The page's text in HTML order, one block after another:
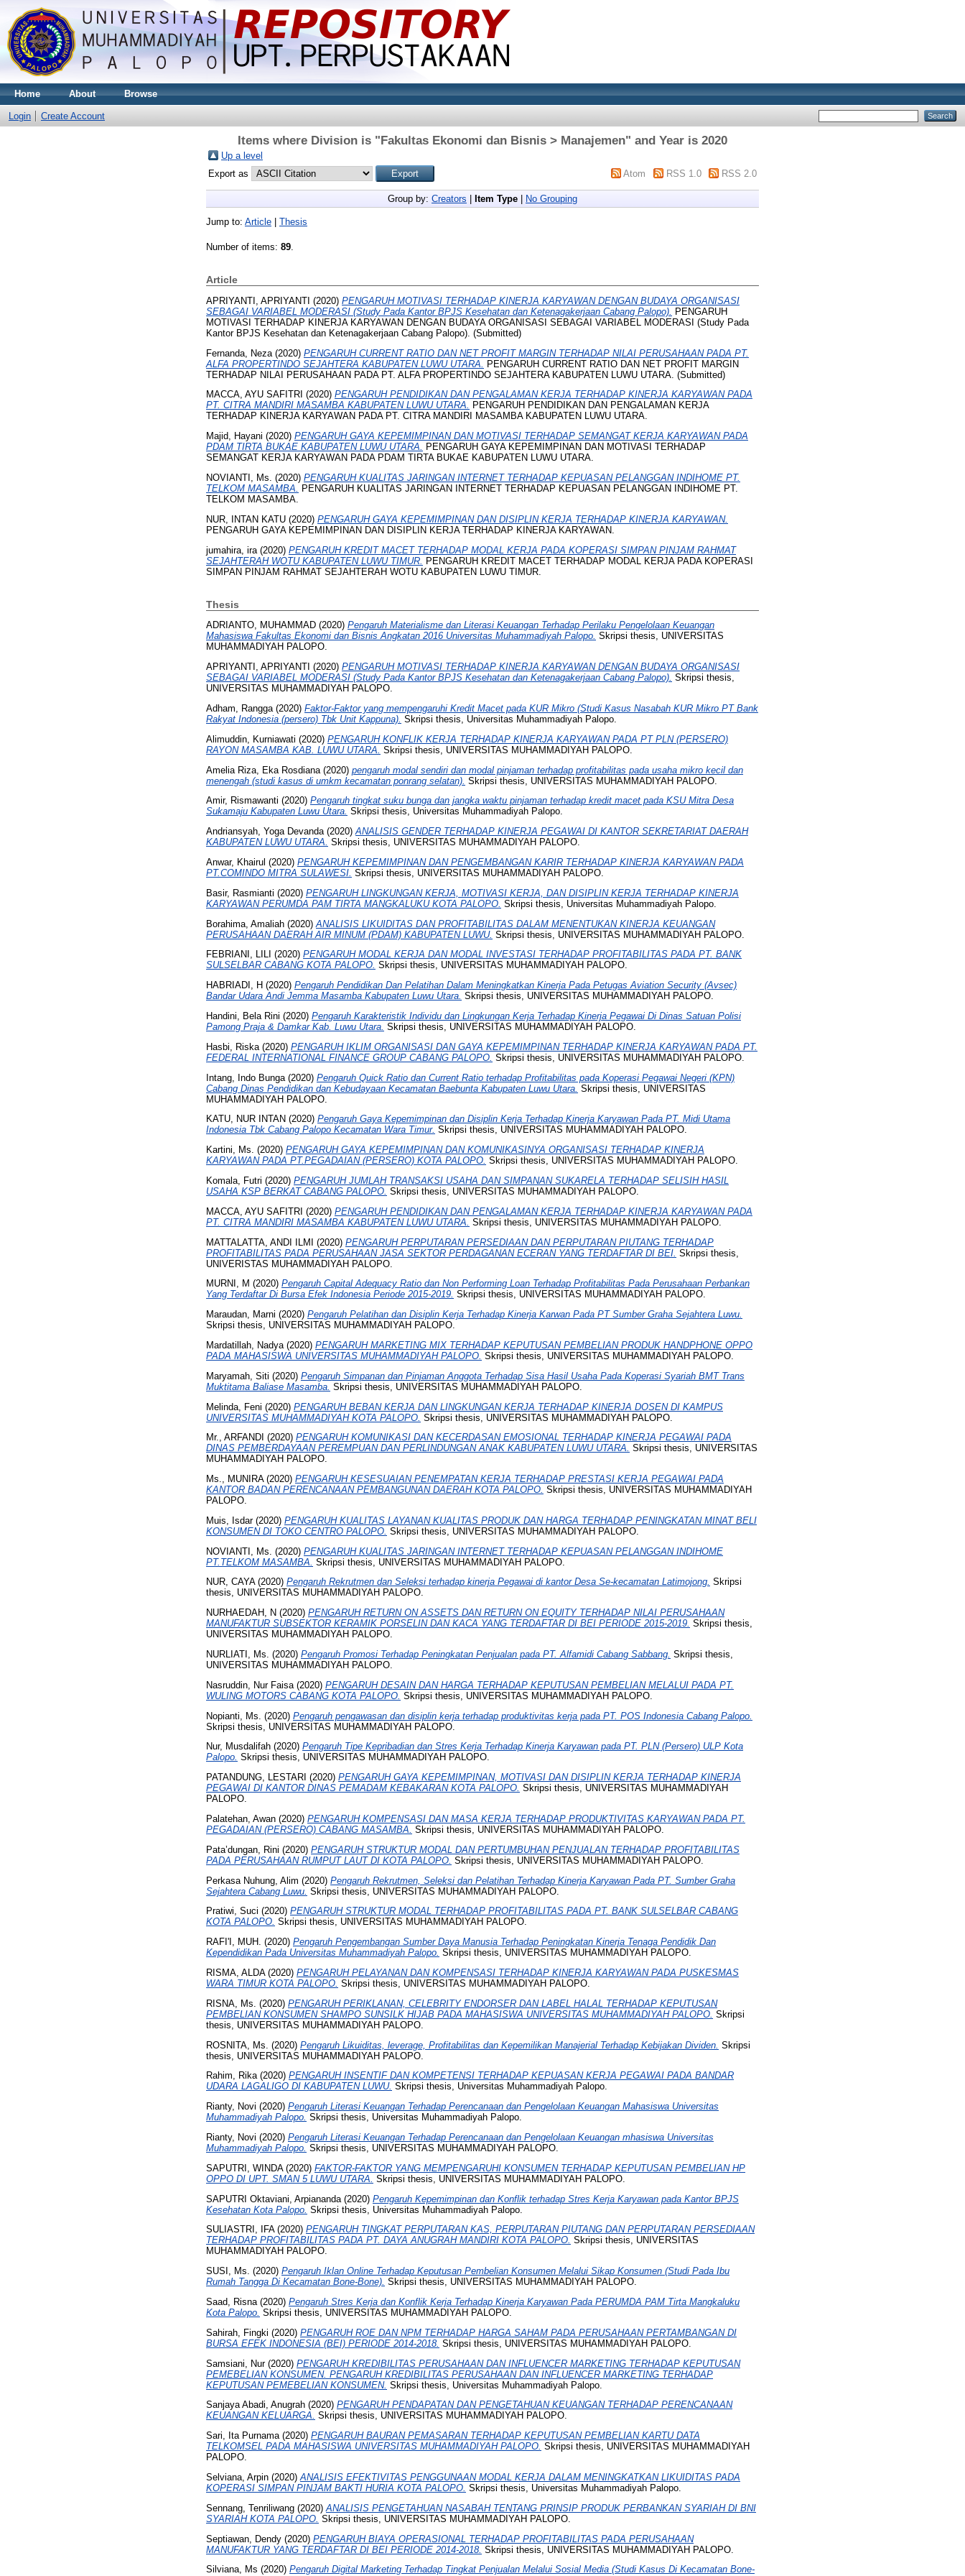
Home About Browse
Login Create Account
Items where Division is "Fakultas Ekonomi dan Bisnis > Manajemen" and Year is 2020
Up a level
Export as
Atom RSS 1.0 RSS 2.0
Group by: Creators Item Type No Grouping
Jump to: Article Thesis
Number of items: 89.
Article
APRIYANTI, APRIYANTI (2020) PENGARUH MOTIVASI TERHADAP KINERJA KARYAWAN DENGAN BUDAYA ORGANISASI
SEBAGAI VARIABEL MODERASI (Study Pada Kantor BPJS Kesehatan dan Ketenagakerjaan Cabang Palopo).
PENGARUH
MOTIVASI TERHADAP KINERJA KARYAWAN DENGAN BUDAYA ORGANISASI SEBAGAI VARIABEL MODERASI (Study Pada
Kantor BPJS Kesehatan dan Ketenagakerjaan Cabang Palopo). (Submitted)
Fernanda, Neza (2020) PENGARUH CURRENT RATIO DAN NET PROFIT MARGIN TERHADAP NILAI PERUSAHAAN PADA PT.
ALFA PROPERTINDO SEJAHTERA KABUPATEN LUWU UTARA.
PENGARUH CURRENT RATIO DAN NET PROFIT MARGIN
TERHADAP NILAI PERUSAHAAN PADA PT. ALFA PROPERTINDO SEJAHTERA KABUPATEN LUWU UTARA. (Submitted)
MACCA, AYU SAFITRI (2020) PENGARUH PENDIDIKAN DAN PENGALAMAN KERJA TERHADAP KINERJA KARYAWAN PADA
PT. CITRA MANDIRI MASAMBA KABUPATEN LUWU UTARA. PENGARUH PENDIDIKAN DAN PENGALAMAN KERJA
TERHADAP KINERJA KARYAWAN PADA PT. CITRA MANDIRI MASAMBA KABUPATEN LUWU UTARA.
Majid, Hayani (2020) PENGARUH GAYA KEPEMIMPINAN DAN MOTIVASI TERHADAP SEMANGAT KERJA KARYAWAN PADA
PDAM TIRTA BUKAE KABUPATEN LUWU UTARA. PENGARUH GAYA KEPEMIMPINAN DAN MOTIVASI TERHADAP
SEMANGAT KERJA KARYAWAN PADA PDAM TIRTA BUKAE KABUPATEN LUWU UTARA.
NOVIANTI, Ms. (2020) PENGARUH KUALITAS JARINGAN INTERNET TERHADAP KEPUASAN PELANGGAN INDIHOME PT.
TELKOM MASAMBA.
PENGARUH KUALITAS JARINGAN INTERNET TERHADAP KEPUASAN PELANGGAN INDIHOME PT.
TELKOM MASAMBA.
NUR, INTAN KATU (2020) PENGARUH GAYA KEPEMIMPINAN DAN DISIPLIN KERJA TERHADAP KINERJA KARYAWAN.
PENGARUH GAYA KEPEMIMPINAN DAN DISIPLIN KERJA TERHADAP KINERJA KARYAWAN.
jumahira, ira (2020) PENGARUH KREDIT MACET TERHADAP MODAL KERJA PADA KOPERASI SIMPAN PINJAM RAHMAT
SEJAHTERAH WOTU KABUPATEN LUWU TIMUR. PENGARUH KREDIT MACET TERHADAP MODAL KERJA PADA KOPERASI
SIMPAN PINJAM RAHMAT SEJAHTERAH WOTU KABUPATEN LUWU TIMUR.
Thesis
ADRIANTO, MUHAMMAD (2020) Pengaruh Materialisme dan Literasi Keuangan Terhadap Perilaku Pengelolaan Keuangan
Mahasiswa Fakultas Ekonomi dan Bisnis Angkatan 2016 Universitas Muhammadiyah Palopo. Skripsi thesis, UNIVERSITAS
MUHAMMADIYAH PALOPO.
APRIYANTI, APRIYANTI (2020) PENGARUH MOTIVASI TERHADAP KINERJA KARYAWAN DENGAN BUDAYA ORGANISASI
SEBAGAI VARIABEL MODERASI (Study Pada Kantor BPJS Kesehatan dan Ketenagakerjaan Cabang Palopo). Skripsi thesis,
UNIVERSITAS MUHAMMADIYAH PALOPO.
Adham, Rangga (2020) Faktor-Faktor yang mempengaruhi Kredit Macet pada KUR Mikro (Studi Kasus Nasabah KUR Mikro PT Bank
Rakyat Indonesia (persero) Tbk Unit Kappuna). Skripsi thesis, Universitas Muhammadiyah Palopo.
Alimuddin, Kurniawati (2020) PENGARUH KONFLIK KERJA TERHADAP KINERJA KARYAWAN PADA PT PLN (PERSERO)
RAYON MASAMBA KAB. LUWU UTARA. Skripsi thesis, UNIVERSITAS MUHAMMADIYAH PALOPO.
Amelia Riza, Eka Rosdiana (2020) pengaruh modal sendiri dan modal pinjaman terhadap profitabilitas pada usaha mikro kecil dan
menengah (studi kasus di umkm kecamatan ponrang selatan). Skripsi thesis, UNIVERSITAS MUHAMMADIYAH PALOPO.
Amir, Rismawanti (2020) Pengaruh tingkat suku bunga dan jangka waktu pinjaman terhadap kredit macet pada KSU Mitra Desa
Sukamaju Kabupaten Luwu Utara. Skripsi thesis, Universitas Muhammadiyah Palopo.
Andriansyah, Yoga Devanda(2020)ANALISIS GENDER TERHADAP KINERJA PEGAWAI DI KANTOR SEKRETARIAT DAERAH
KABUPATEN LUWU UTARA. Skripsi thesis, UNIVERSITAS MUHAMMADIYAH PALOPO.
Anwar, Khairul (2020) PENGARUH KEPEMIMPINAN DAN PENGEMBANGAN KARIR TERHADAP KINERJA KARYAWAN PADA
PT.COMINDO MITRA SULAWESI. Skripsi thesis, UNIVERSITAS MUHAMMADIYAH PALOPO.
Basir, Rasmianti (2020) PENGARUH LINGKUNGAN KERJA, MOTIVASI KERJA, DAN DISIPLIN KERJA TERHADAP KINERJA
KARYAWAN PERUMDA PAM TIRTA MANGKALUKU KOTA PALOPO. Skripsi thesis, Universitas Muhammadiyah Palopo.
Borahima, Amaliah (2020) ANALISIS LIKUIDITAS DAN PROFITABILITAS DALAM MENENTUKAN KINERJA KEUANGAN
PERUSAHAAN DAERAH AIR MINUM (PDAM) KABUPATEN LUWU. Skripsi thesis, UNIVERSITAS MUHAMMADIYAH PALOPO.
FEBRIANI, LILI (2020) PENGARUH MODAL KERJA DAN MODAL INVESTASI TERHADAP PROFITABILITAS PADA PT. BANK
SULSELBAR CABANG KOTA PALOPO. Skripsi thesis, UNIVERSITAS MUHAMMADIYAH PALOPO.
HABRIADI, H (2020) Pengaruh Pendidikan Dan Pelatihan Dalam Meningkatkan Kinerja Pada Petugas Aviation Security (Avsec)
Bandar Udara Andi Jemma Masamba Kabupaten Luwu Utara. Skripsi thesis, UNIVERSITAS MUHAMMADIYAH PALOPO.
Handini, Bela Rini (2020) Pengaruh Karakteristik Individu dan Lingkungan Kerja Terhadap Kinerja Pegawai Di Dinas Satuan Polisi
Pamong Praja & Damkar Kab. Luwu Utara. Skripsi thesis, UNIVERSITAS MUHAMMADIYAH PALOPO.
Hasbi, Riska (2020) PENGARUH IKLIM ORGANISASI DAN GAYA KEPEMIMPINAN TERHADAP KINERJA KARYAWAN PADA PT.
FEDERAL INTERNATIONAL FINANCE GROUP CABANG PALOPO. Skripsi thesis, UNIVERSITAS MUHAMMADIYAH PALOPO.
Intang, Indo Bunga (2020) Pengaruh Quick Ratio dan Current Ratio terhadap Profitabilitas pada Koperasi Pegawai Negeri (KPN)
Cabang Dinas Pendidikan dan Kebudayaan Kecamatan Baebunta Kabupaten Luwu Utara. Skripsi thesis, UNIVERSITAS
MUHAMMADIYAH PALOPO.
KATU, NUR INTAN (2020) Pengaruh Gaya Kepemimpinan dan Disiplin Kerja Terhadap Kinerja Karyawan Pada PT. Midi Utama
Indonesia Tbk Cabang Palopo Kecamatan Wara Timur. Skripsi thesis, UNIVERSITAS MUHAMMADIYAH PALOPO.
Kartini, Ms. (2020) PENGARUH GAYA KEPEMIMPINAN DAN KOMUNIKASINYA ORGANISASI TERHADAP KINERJA
KARYAWAN PADA PT.PEGADAIAN (PERSERO) KOTA PALOPO. Skripsi thesis, UNIVERSITAS MUHAMMADIYAH PALOPO.
Komala, Futri (2020) PENGARUH JUMLAH TRANSAKSI USAHA DAN SIMPANAN SUKARELA TERHADAP SELISIH HASIL
USAHA KSP BERKAT CABANG PALOPO. Skripsi thesis, UNIVERSITAS MUHAMMADIYAH PALOPO.
MACCA, AYU SAFITRI (2020) PENGARUH PENDIDIKAN DAN PENGALAMAN KERJA TERHADAP KINERJA KARYAWAN PADA
PT. CITRA MANDIRI MASAMBA KABUPATEN LUWU UTARA. Skripsi thesis, UNIVERSITAS MUHAMMADIYAH PALOPO.
MATTALATTA, ANDI ILMI (2020) PENGARUH PERPUTARAN PERSEDIAAN DAN PERPUTARAN PIUTANG TERHADAP
PROFITABILITAS PADA PERUSAHAAN JASA SEKTOR PERDAGANAN ECERAN YANG TERDAFTAR DI BEI. Skripsi thesis,
UNIVERISTAS MUHAMMADIYAH PALOPO.
MURNI, M (2020) Pengaruh Capital Adequacy Ratio dan Non Performing Loan Terhadap Profitabilitas Pada Perusahaan Perbankan
Yang Terdaftar Di Bursa Efek Indonesia Periode 2015-2019. Skripsi thesis, UNIVERSITAS MUHAMMADIYAH PALOPO.
Maraudan, Marni (2020) Pengaruh Pelatihan dan Disiplin Kerja Terhadap Kinerja Karwan Pada PT Sumber Graha Sejahtera Luwu.
Skripsi thesis, UNIVERSITAS MUHAMMADIYAH PALOPO.
Mardatillah, Nadya (2020) PENGARUH MARKETING MIX TERHADAP KEPUTUSAN PEMBELIAN PRODUK HANDPHONE OPPO
PADA MAHASISWA UNIVERSITAS MUHAMMADIYAH PALOPO. Skripsi thesis, UNIVERSITAS MUHAMMADIYAH PALOPO.
Maryamah, Siti (2020) Pengaruh Simpanan dan Pinjaman Anggota Terhadap Sisa Hasil Usaha Pada Koperasi Syariah BMT Trans
Muktitama Baliase Masamba. Skripsi thesis, UNIVERSITAS MUHAMMADIYAH PALOPO.
Melinda, Feni (2020) PENGARUH BEBAN KERJA DAN LINGKUNGAN KERJA TERHADAP KINERJA DOSEN DI KAMPUS
UNIVERSITAS MUHAMMADIYAH KOTA PALOPO. Skripsi thesis, UNIVERSITAS MUHAMMADIYAH PALOPO.
Mr., ARFANDI (2020) PENGARUH KOMUNIKASI DAN KECERDASAN EMOSIONAL TERHADAP KINERJA PEGAWAI PADA
DINAS PEMBERDAYAAN PEREMPUAN DAN PERLINDUNGAN ANAK KABUPATEN LUWU UTARA. Skripsi thesis, UNIVERSITAS
MUHAMMADIYAH PALOPO.
Ms., MUNIRA(2020) PENGARUH KESESUAIAN PENEMPATAN KERJA TERHADAP PRESTASI KERJA PEGAWAI PADA
KANTOR BADAN PERENCANAAN PEMBANGUNAN DAERAH KOTA PALOPO. Skripsi thesis, UNIVERSITAS MUHAMMADIYAH
PALOPO.
Muis, Isdar(2020) PENGARUH KUALITAS LAYANAN KUALITAS PRODUK DAN HARGA TERHADAP PENINGKATAN MINAT BELI
KONSUMEN DI TOKO CENTRO PALOPO. Skripsi thesis, UNIVERSITAS MUHAMMADIYAH PALOPO.
NOVIANTI, Ms. (2020) PENGARUH KUALITAS JARINGAN INTERNET TERHADAP KEPUASAN PELANGGAN INDIHOME
PT.TELKOM MASAMBA. Skripsi thesis, UNIVERSITAS MUHAMMADIYAH PALOPO.
NUR, CAYA(2020) Pengaruh Rekrutmen dan Seleksi terhadap kinerja Pegawai di kantor Desa Se-kecamatan Latimojong. Skripsi
thesis, UNIVERSITAS MUHAMMADIYAH PALOPO.
NURHAEDAH, N (2020) PENGARUH RETURN ON ASSETS DAN RETURN ON EQUITY TERHADAP NILAI PERUSAHAAN
MANUFAKTUR SUBSEKTOR KERAMIK PORSELIN DAN KACA YANG TERDAFTAR DI BEI PERIODE 2015-2019. Skripsi thesis,
UNIVERSITAS MUHAMMADIYAH PALOPO.
NURLIATI, Ms. (2020) Pengaruh Promosi Terhadap Peningkatan Penjualan pada PT. Alfamidi Cabang Sabbang. Skripsi thesis,
UNIVERSITAS MUHAMMADIYAH PALOPO.
Nasruddin, Nur Faisa (2020) PENGARUH DESAIN DAN HARGA TERHADAP KEPUTUSAN PEMBELIAN MELALUI PADA PT.
WULING MOTORS CABANG KOTA PALOPO. Skripsi thesis, UNIVERSITAS MUHAMMADIYAH PALOPO.
Nopianti, Ms. (2020) Pengaruh pengawasan dan disiplin kerja terhadap produktivitas kerja pada PT. POS Indonesia Cabang Palopo.
Skripsi thesis, UNIVERSITAS MUHAMMADIYAH PALOPO.
Nur, Musdalifah (2020) Pengaruh Tipe Kepribadian dan Stres Kerja Terhadap Kinerja Karyawan pada PT. PLN (Persero) ULP Kota
Palopo. Skripsi thesis, UNIVERSITAS MUHAMMADIYAH PALOPO.
PATANDUNG, LESTARI (2020) PENGARUH GAYA KEPEMIMPINAN, MOTIVASI DAN DISIPLIN KERJA TERHADAP KINERJA
PEGAWAI DI KANTOR DINAS PEMADAM KEBAKARAN KOTA PALOPO. Skripsi thesis, UNIVERSITAS MUHAMMADIYAH
PALOPO.
Palatehan, Awan (2020) PENGARUH KOMPENSASI DAN MASA KERJA TERHADAP PRODUKTIVITAS KARYAWAN PADA PT.
PEGADAIAN (PERSERO) CABANG MASAMBA. Skripsi thesis, UNIVERSITAS MUHAMMADIYAH PALOPO.
Pata’dungan, Rini (2020) PENGARUH STRUKTUR MODAL DAN PERTUMBUHAN PENJUALAN TERHADAP PROFITABILITAS
PADA PERUSAHAAN RUMPUT LAUT DI KOTA PALOPO. Skripsi thesis, UNIVERSITAS MUHAMMADIYAH PALOPO.
Perkasa Nuhung, Alim (2020) Pengaruh Rekrutmen, Seleksi dan Pelatihan Terhadap Kinerja Karyawan Pada PT. Sumber Graha
Sejahtera Cabang Luwu. Skripsi thesis, UNIVERSITAS MUHAMMADIYAH PALOPO.
Pratiwi, Suci (2020) PENGARUH STRUKTUR MODAL TERHADAP PROFITABILITAS PADA PT. BANK SULSELBAR CABANG
KOTA PALOPO. Skripsi thesis, UNIVERSITAS MUHAMMADIYAH PALOPO.
RAFI'I, MUH. (2020) Pengaruh Pengembangan Sumber Daya Manusia Terhadap Peningkatan Kinerja Tenaga Pendidik Dan
Kependidikan Pada Universitas Muhammadiyah Palopo. Skripsi thesis, UNIVERSITAS MUHAMMADIYAH PALOPO.
RISMA, ALDA(2020) PENGARUH PELAYANAN DAN KOMPENSASI TERHADAP KINERJA KARYAWAN PADA PUSKESMAS
WARA TIMUR KOTA PALOPO. Skripsi thesis, UNIVERSITAS MUHAMMADIYAH PALOPO.
RISNA, Ms. (2020) PENGARUH PERIKLANAN, CELEBRITY ENDORSER DAN LABEL HALAL TERHADAP KEPUTUSAN
PEMBELIAN KONSUMEN SHAMPO SUNSILK HIJAB PADA MAHASISWA UNIVERSITAS MUHAMMADIYAH PALOPO. Skripsi
thesis, UNIVERSITAS MUHAMMADIYAH PALOPO.
ROSNITA, Ms. (2020) Pengaruh Likuiditas, leverage, Profitabilitas dan Kepemilikan Manajerial Terhadap Kebijakan Dividen. Skripsi
thesis, UNIVERSITAS MUHAMMADIYAH PALOPO.
Rahim, Rika(2020) PENGARUH INSENTIF DAN KOMPETENSI TERHADAP KEPUASAN KERJA PEGAWAI PADA BANDAR
UDARA LAGALIGO DI KABUPATEN LUWU. Skripsi thesis, Universitas Muhammadiyah Palopo.
Rianty, Novi (2020) Pengaruh Literasi Keuangan Terhadap Perencanaan dan Pengelolaan Keuangan Mahasiswa Universitas
Muhammadiyah Palopo. Skripsi thesis, Universitas Muhammadiyah Palopo.
Rianty, Novi (2020) Pengaruh Literasi Keuangan Terhadap Perencanaan dan Pengelolaan Keuangan mhasiswa Universitas
Muhammadiyah Palopo. Skripsi thesis, UNIVERSITAS MUHAMMADIYAH PALOPO.
SAPUTRI, WINDA(2020) FAKTOR-FAKTOR YANG MEMPENGARUHI KONSUMEN TERHADAP KEPUTUSAN PEMBELIAN HP
OPPO DI UPT. SMAN 5 LUWU UTARA. Skripsi thesis, UNIVERSITAS MUHAMMADIYAH PALOPO.
SAPUTRI Oktaviani, Arpiananda (2020) Pengaruh Kepemimpinan dan Konflik terhadap Stres Kerja Karyawan pada Kantor BPJS
Kesehatan Kota Palopo. Skripsi thesis, Universitas Muhammadiyah Palopo.
SULIASTRI, IFA(2020) PENGARUH TINGKAT PERPUTARAN KAS, PERPUTARAN PIUTANG DAN PERPUTARAN PERSEDIAAN
TERHADAP PROFITABILITAS PADA PT. DAYA ANUGRAH MANDIRI KOTA PALOPO. Skripsi thesis, UNIVERSITAS
MUHAMMADIYAH PALOPO.
SUSI, Ms. (2020) Pengaruh Iklan Online Terhadap Keputusan Pembelian Konsumen Melalui Sikap Konsumen (Studi Pada Ibu
Rumah Tangga Di Kecamatan Bone-Bone). Skripsi thesis, UNIVERSITAS MUHAMMADIYAH PALOPO.
Saad, Risna(2020) Pengaruh Stres Kerja dan Konflik Kerja Terhadap Kinerja Karyawan Pada PERUMDA PAM Tirta Mangkaluku
Kota Palopo. Skripsi thesis, UNIVERSITAS MUHAMMADIYAH PALOPO.
Sahirah, Fingki (2020) PENGARUH ROE DAN NPM TERHADAP HARGA SAHAM PADA PERUSAHAAN PERTAMBANGAN DI
BURSA EFEK INDONESIA (BEI) PERIODE 2014-2018. Skripsi thesis, UNIVERSITAS MUHAMMADIYAH PALOPO.
Samsiani, Nur(2020) PENGARUH KREDIBILITAS PERUSAHAAN DAN INFLUENCER MARKETING TERHADAP KEPUTUSAN
PEMEBELIAN KONSUMEN. PENGARUH KREDIBILITAS PERUSAHAAN DAN INFLUENCER MARKETING TERHADAP
KEPUTUSAN PEMEBELIAN KONSUMEN. Skripsi thesis, Universitas Muhammadiyah Palopo.
Sanjaya Abadi, Anugrah (2020) PENGARUH PENDAPATAN DAN PENGETAHUAN KEUANGAN TERHADAP PERENCANAAN
KEUANGAN KELUARGA. Skripsi thesis, UNIVERSITAS MUHAMMADIYAH PALOPO.
Sari, Ita Purnama(2020) PENGARUH BAURAN PEMASARAN TERHADAP KEPUTUSAN PEMBELIAN KARTU DATA
TELKOMSEL PADA MAHASISWA UNIVERSITAS MUHAMMADIYAH PALOPO. Skripsi thesis, UNIVERSITAS MUHAMMADIYAH
PALOPO.
Selviana, Arpin (2020)ANALISIS EFEKTIVITAS PENGGUNAAN MODAL KERJA DALAM MENINGKATKAN LIKUIDITAS PADA
KOPERASI SIMPAN PINJAM BAKTI HURIA KOTA PALOPO. Skripsi thesis, Universitas Muhammadiyah Palopo.
Sennang, Tenriliwang (2020) ANALISIS PENGETAHUAN NASABAH TENTANG PRINSIP PRODUK PERBANKAN SYARIAH DI BNI
SYARIAH KOTA PALOPO. Skripsi thesis, UNIVERSITAS MUHAMMADIYAH PALOPO.
Septiawan, Dendy (2020) PENGARUH BIAYA OPERASIONAL TERHADAP PROFITABILITAS PADA PERUSAHAAN
MANUFAKTUR YANG TERDAFTAR DI BEI PERIODE 2014-2018. Skripsi thesis, UNIVERSITAS MUHAMMADIYAH PALOPO.
Silviana, Ms (2020) Pengaruh Digital Marketing Terhadap Tingkat Penjualan Melalui Sosial Media (Studi Kasus Di Kecamatan Bone-